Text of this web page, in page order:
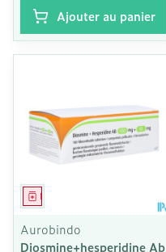
Ajouter au panier
Médicament
Aurobindo
Diosmine+hesperidine Ab